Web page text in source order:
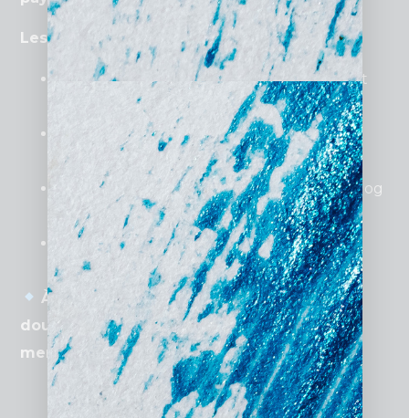
Les bases d’un bon SEO juridique :
Optimisation des mots-clés(ex. : “avocat
droit des affaires Paris”).
SEO localavec Google My Business pour
capter les clients proches.
Création de contenu pertinentvia un blog
juridique.
Netlinking stratégiquepour renforcer
l’autorité du site.
À retenir
: Un bon référencement peut
doubler le nombre de consultations
mensuelles.